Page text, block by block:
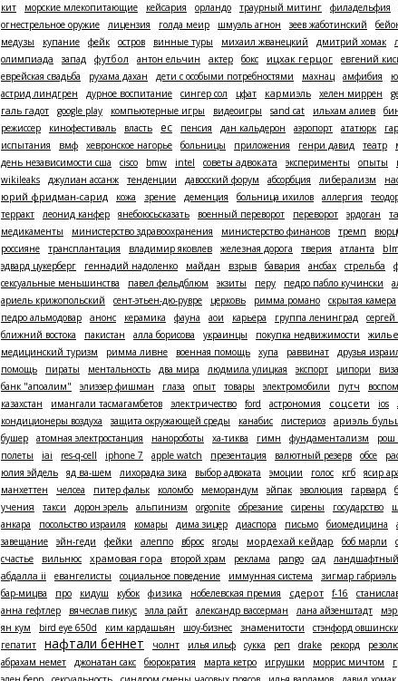
кит
морские млекопитающие кейсария орландо траурный митинг филадельфия
огнестрельное оружие
лицензия голда меир шмуэль агнон зеев жаботинский
медузы
купание фейк остров винные туры михаил жванецкий дмитрий хомак
олимпиада
запад футбол антон ельчин актер бокс ицхак герцог евгений
еврейская свадьба
рухама дахан дети с особыми потребностями махнац амфибия
астрид линдгрен
дурное воспитание сингер сол цфат кармиэль хелен миррен
галь гадот
google play компьютерные игры видеоигры sand cat ильхам алиев
режиссер
кинофестиваль власть ес пенсия дан кальдерон аэропорт ататюрк
испытания
вмф хевронское нагорье больницы приложения генри давид театр
день независимости сша
cisco bmw intel советы адвоката эксперименты опыты
wikileaks
джулиан ассанж тенденции давосский форум абсорбция либерализм
юрий фридман-сарид
кожа зрение деменция больница ихилов аллергия
терракт
леонид канфер янебоюсьсказать военный переворот переворот эрдоган
медикаменты
министерство здравоохранения министерство финансов тремп
россияне
трансплантация владимир яковлев железная дорога тверия атланта blm
эдвард цукерберг
геннадий надоленко майдан взрыв бавария ансбах стрельба
сексуальные меньшинства
павел фельдблюм экзиты перу педро пабло кучински
ариель крижопольский
сент-этьен-дю-рувре церковь римма романо скрытая камера
педро альмодовар
анонс керамика фауна аои карьера группа ленинград
ближний востока
пакистан алла борисова украинцы покупка недвижимости жилье
медицинский туризм
римма ливне военная помощь хупа раввинат друзья
помощь
пираты ментальность два мира людмила улицкая экспорт ципори
банк "апоалим"
элиэзер фишман глаза опыт товары электромобили путч
казахстан
имангали тасмагамбетов электричество ford астрономия соцсети ios
кондиционеры воздуха
защита окружающей среды канабис листериоз ариэль
бушер
атомная электростанция нанороботы ха-тиква гимн фундаментализм рош
полеты
iai res-q-cell iphone 7 apple watch презентация валютный резерв обсе
юлия эйдель
яд ва-шем лихорадка зика выбор адвоката эмоции голос кгб ясир
манхеттен
челсеа питер фальк коломбо меморандум эйпак эволюция гарвард
учения
такси дорон эрель альпинизм orgonite обрезание сирены государство
анкара
посольство израиля комары дима зицер диаспора письмо биомедицина
завещание
эйн-геди фейки алеппо вброс ягоды мордехай кейдар боб марли
счастье
вильнюс храмовая гора второй храм реклама pango сад
абдалла ii
евангелисты социальное поведение иммунная система зигмар габриэль
бар-мицва
про кидуш кубок физика нобелевская премия сдерот f-16
анна гефтлер
вячеслав пикус элла райт александр вассерман лана айзенштадт
ян кум
bird eye 650d ким кардашьян шоу-бизнес знаменитости стэнфорд
гепатит
нафтали беннет чолнт илья ильф сукка реп drake рекорд
абрахам немет
джонатан сакс бюрократия марта кетро игрушки моррис мичтом